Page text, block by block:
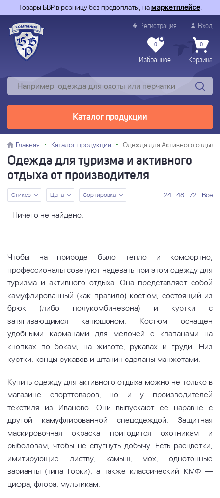
Товары БВР в розницу без предоплаты, намаркетплейсе.
Регистрация Вход
0
Избранное
0
Корзина
Каталог продукции
Главная Каталог продукции Одежда для Активного отдыха
Одежда для туризма и активного
отдыха от производителя
Стикер Цена Сортировка 24 48 72 Все
Ничего не найдено.
Чтобы на природе было тепло и комфортно,
профессионалы советуют надевать при этом одежду для
туризма и активного отдыха. Она представляет собой
камуфлированный (как правило) костюм, состоящий из
брюк (либо полукомбинезона) и куртки с
затягивающимся капюшоном. Костюм оснащен
удобными карманами для мелочей с клапанами на
кнопках по бокам, на животе, рукавах и груди. Низ
куртки, концы рукавов и штанин сделаны манжетами.
Купить одежду для активного отдыха можно не только в
магазине спорттоваров, но и у производителей
текстиля из Иваново. Они выпускают её наравне с
другой камуфлированной спецодеждой. Защитная
маскировочная окраска пригодится охотникам и
рыболовам, чтобы не спугнуть добычу. Есть расцветки,
имитирующие листву, камыш, мох, однотонные
варианты (типа Горки), а также классический КМФ —
цифра, флора, мультикам.